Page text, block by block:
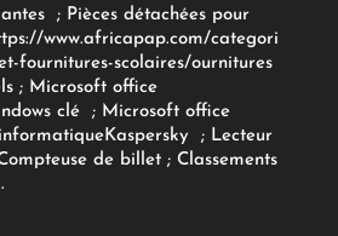
; Pièces détachées pour
www.africapap.com/categori
fournitures-scolaires/ournitures
; Microsoft office
clé; Microsoft office
Kaspersky ; Lecteur
de billet; Classements
.